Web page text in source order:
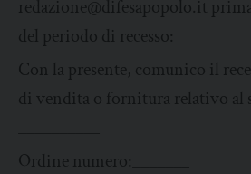
redazione@difesapopolo.it
del periodo di recesso:
Con la presente, comunico il
di vendita o fornitura relativo al
Ordine numero:_______